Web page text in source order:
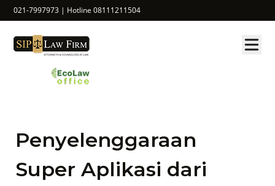
021-7997973 | Hotline 08111211504
Penyelenggaraan
Super Aplikasi dari